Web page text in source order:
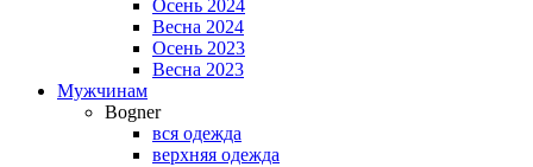
Осень 2024
Весна 2024
Осень 2023
Весна 2023
Мужчинам
Bogner
вся одежда
верхняя одежда